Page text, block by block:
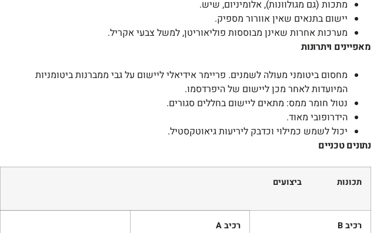
מתכות (גם מגולוונות), אלומיניום, שיש.
יישום בתנאים שאין אוורור מספיק.
מערכות אחרות שאינן מבוססות פוליאוריטן, למשל צבעי אקריל.
מאפיינים ויתרונות
מחסום ביטומני מעולה לשמנים. פריימר אידיאלי ליישום על גבי ממברנות ביטומניות
המיועדות לאחר מכן ליישום של היפרדסמו.
נטול חומר ממס: מתאים ליישום בחללים סגורים.
הידרופובי מאוד.
יכול לשמש כמילוי וכדבק ליריעות גיאוטקסטיל.
נתונים טכניים
תכונות ביצועים
רכיבB רכיבA